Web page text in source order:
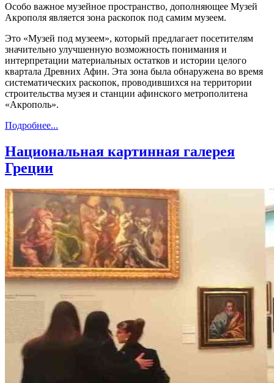
Особо важное музейное пространство, дополняющее Музей
Акрополя является зона раскопок под самим музеем.
Это «Музей под музеем», который предлагает посетителям
значительно улучшенную возможность понимания и
интерпретации материальных остатков и истории целого
квартала Древних Афин. Эта зона была обнаружена во время
систематических раскопок, проводившихся на территории
строительства музея и станции афинского метрополитена
«Акрополь».
Подробнее...
Национальная картинная галерея
Греции